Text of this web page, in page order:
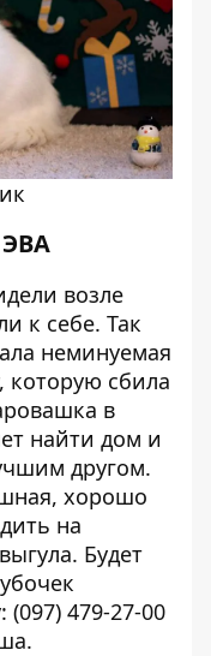
возле
к себе. Так
неминуемая
которую сбила
в
найти дом и
другом.
хорошо
на
Будет
(097) 479-27-00